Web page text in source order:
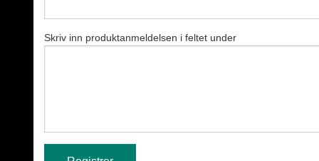
Skriv inn produktanmeldelsen i feltet under